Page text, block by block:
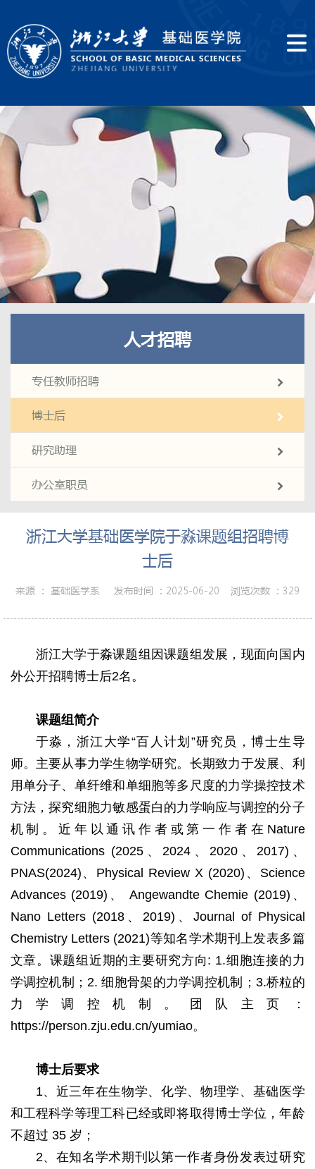
人才招聘
专任教师招聘
博士后
研究助理
办公室职员
浙江大学基础医学院于淼课题组招聘博
士后
来源 ： 基础医学系 发布时间 ： 2025-06-20 浏览次数 ： 329
浙江大学于淼课题组因课题组发展，现面向国内
外公开招聘博士后2名。
课题组简介
于淼，浙江大学“百人计划”研究员，博士生导
师。主要从事力学生物学研究。长期致力于发展、利
用单分子、单纤维和单细胞等多尺度的力学操控技术
方法，探究细胞力敏感蛋白的力学响应与调控的分子
机制。近年以通讯作者或第一作者在Nature
Communications (2025、2024、2020、2017)、
PNAS(2024)、Physical Review X (2020)、Science
Advances (2019)、 Angewandte Chemie (2019)、
Nano Letters (2018、2019)、Journal of Physical
Chemistry Letters (2021)等知名学术期刊上发表多篇
文章。课题组近期的主要研究方向: 1.细胞连接的力
学调控机制；2. 细胞骨架的力学调控机制；3.桥粒的
力学调控机制。团队主页：
https://person.zju.edu.cn/yumiao。
博士后要求
1、近三年在生物学、化学、物理学、基础医学
和工程科学等理工科已经或即将取得博士学位，年龄
不超过 35 岁；
2、在知名学术期刊以第一作者身份发表过研究